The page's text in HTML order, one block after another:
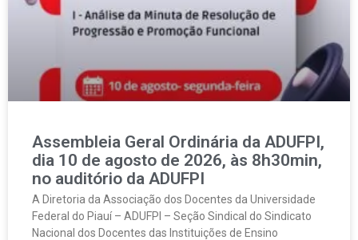
Assembleia Geral Ordinária da ADUFPI,
dia 10 de agosto de 2026, às 8h30min,
no auditório da ADUFPI
A Diretoria da Associação dos Docentes da Universidade
Federal do Piauí – ADUFPI – Seção Sindical do Sindicato
Nacional dos Docentes das Instituições de Ensino